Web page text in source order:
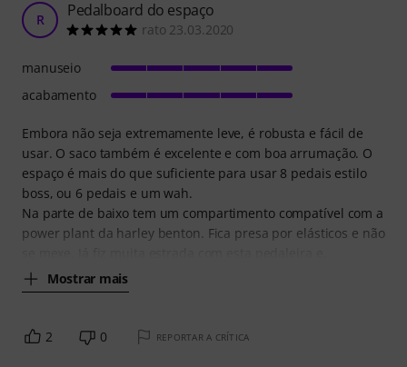
R Pedalboard do espaço
rato 23.03.2020
Embora não seja extremamente leve, é robusta e fácil de
usar. O saco também é excelente e com boa arrumação. O
espaço é mais do que suficiente para usar 8 pedais estilo
boss, ou 6 pedais e um wah.
Na parte de baixo tem um compartimento compatível com a
power plant da harley benton. Fica presa por elásticos e não
Mostrar mais
manuseio
acabamento
2 0 REPORTAR A CRÍTICA